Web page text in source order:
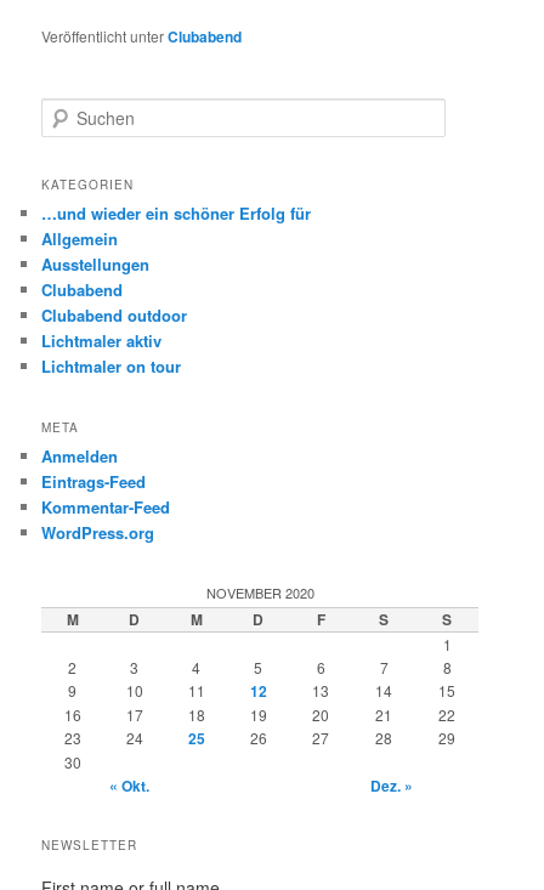
Veröffentlicht unterClubabend
u
h
n
KATEGORIEN
…und wieder ein schöner Erfolg für
Allgemein
Ausstellungen
Clubabend
Clubabend outdoor
Lichtmaler aktiv
Lichtmaler on tour
META
Anmelden
Eintrags-Feed
Kommentar-Feed
WordPress.org
NOVEMBER 2020
M D M D F S S
1
2
3 4 5 6 7
8
9
10 11 12 13 14
15
16
17 18 19 20 21
22
23
24 25 26 27 28
29
30
« Okt. Dez. »
NEWSLETTER